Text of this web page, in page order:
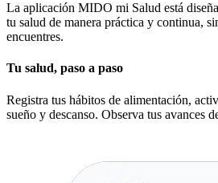
La aplicación MIDO mi Salud está
tu salud de manera práctica y continua,
encuentres.
Tu salud, paso a paso
Registra tus hábitos de alimentación,
sueño y descanso. Observa tus avances